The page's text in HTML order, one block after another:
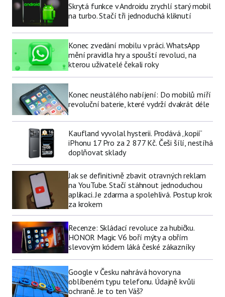
Skrytá funkce v Androidu zrychlí starý mobil
na turbo. Stačí tři jednoduchá kliknutí
Konec zvedání mobilu v práci. WhatsApp
mění pravidla hry a spouští revoluci, na
kterou uživatelé čekali roky
Konec neustálého nabíjení: Do mobilů míří
revoluční baterie, které vydrží dvakrát déle
Kaufland vyvolal hysterii. Prodává „kopii“
iPhonu 17 Pro za 2 877 Kč. Češi šílí, nestíhá
doplňovat sklady
Jak se definitivně zbavit otravných reklam
na YouTube. Stačí stáhnout jednoduchou
aplikaci. Je zdarma a spolehlivá. Postup krok
za krokem
Recenze: Skládací revoluce za hubičku.
HONOR Magic V6 boří mýty a obřím
slevovým kódem láká české zákazníky
Google v Česku nahrává hovory na
oblíbeném typu telefonu. Údajně kvůli
ochraně. Je to ten Váš?